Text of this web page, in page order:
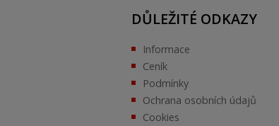
DŮLEŽITÉ ODKAZY
Informace
Ceník
Podmínky
Ochrana osobních údajů
Cookies